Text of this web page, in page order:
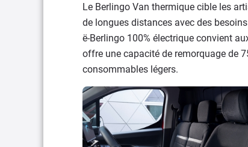
Le Berlingo Van thermique cible les
de longues distances avec des
ë-Berlingo 100% électrique convient
offre une capacité de remorquage de
consommables légers.